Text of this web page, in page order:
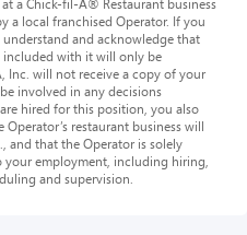
a local franchised Operator. If you
and acknowledge that
with it will only be
Inc. will not receive a copy of your
involved in any decisions
hired for this position, you also
restaurant business will
and that the Operator is solely
your employment, including hiring,
and supervision.